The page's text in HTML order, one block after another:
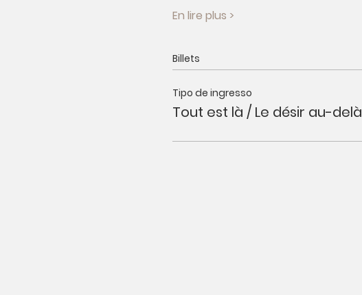
En lire plus >
Billets
Tipo de ingresso
Tout est là / Le désir au-delà